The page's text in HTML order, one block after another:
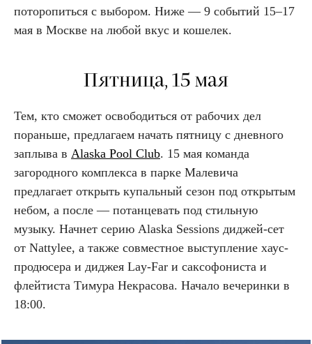
поторопиться с выбором. Ниже — 9 событий 15–17
мая в Москве на любой вкус и кошелек.
Пятница, 15 мая
Тем, кто сможет освободиться от рабочих дел
пораньше, предлагаем начать пятницу с дневного
заплыва в Alaska Pool Club. 15 мая команда
загородного комплекса в парке Малевича
предлагает открыть купальный сезон под открытым
небом, а после — потанцевать под стильную
музыку. Начнет серию Alaska Sessions диджей-сет
от Nattylee, а также совместное выступление хаус-
продюсера и диджея Lay-Far и саксофониста и
флейтиста Тимура Некрасова. Начало вечеринки в
18:00.